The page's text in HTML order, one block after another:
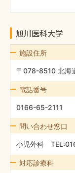
旭川医科大学
施設住所
〒078-8510 北海
電話番号
0166-65-2111
問い合わせ窓口
小児外科
対応診療科